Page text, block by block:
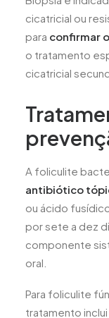
cicatricial ou
para confirmar
o tratamento
cicatricial
A foliculite
antibiótico
ou ácido
por sete a dez
componente
oral.
Para foliculite
tratamento inclui